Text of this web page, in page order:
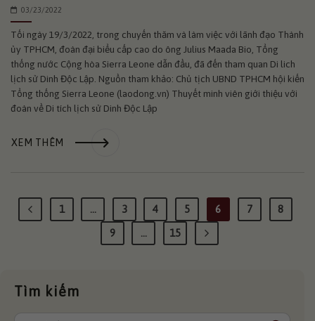
03/23/2022
Tối ngày 19/3/2022, trong chuyến thăm và làm việc với lãnh đạo Thành
ủy TPHCM, đoàn đại biểu cấp cao do ông Julius Maada Bio, Tổng
thống nước Cộng hòa Sierra Leone dẫn đầu, đã đến tham quan Di lich
lịch sử Dinh Độc Lập. Nguồn tham khảo: Chủ tịch UBND TPHCM hội kiến
Tổng thống Sierra Leone (laodong.vn) Thuyết minh viên giới thiệu với
đoàn về Di tích lịch sử Dinh Độc Lập
XEM THÊM
1 … 3 4 5 6 7
8
9
… 15
Tìm kiếm